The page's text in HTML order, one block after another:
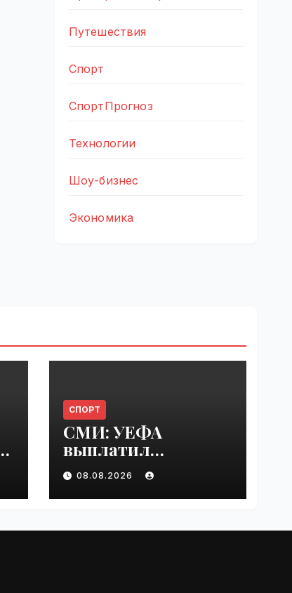
Путешествия
Спорт
СпортПрогноз
Технологии
Шоу-бизнес
Экономика
СПОРТ
СМИ: УЕФА
выплатил
шестизначную
сумму любовнице
Инфантино |
08.08.2026